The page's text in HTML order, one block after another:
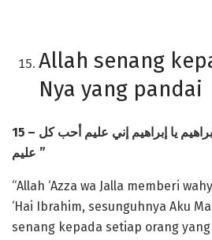
Allah senang
Nya yang pandai
15 – يا إبراهيم إني عليم أحب كل
عليم ”
“Allah ‘Azza wa Jalla memberi
‘Hai Ibrahim, sesunguhnya Aku
senang kepada setiap orang yang